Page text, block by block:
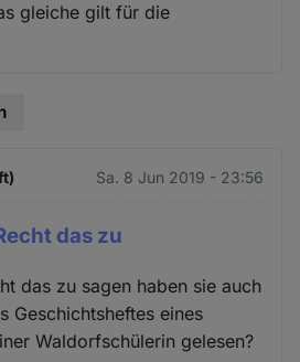
gleiche gilt für die
Sa. 8 Jun 2019 - 23:56
das zu
das zu sagen haben sie auch
Geschichtsheftes eines
Waldorfschülerin gelesen?